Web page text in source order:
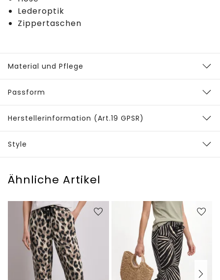
Lederoptik
Zippertaschen
Material und Pflege
Passform
Herstellerinformation (Art.19 GPSR)
Style
Ähnliche Artikel